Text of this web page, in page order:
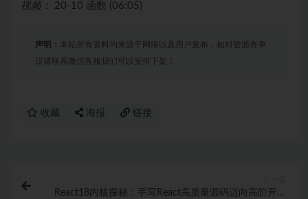
视频： 20-10 函数 (06:05)
声明： 本站所有资料均来源于网络以及用户发布，如对资源有争
议请联系微信客服我们可以安排下架！
收藏 海报 链接
React18内核探秘：手写React高质量源码迈向高阶开发